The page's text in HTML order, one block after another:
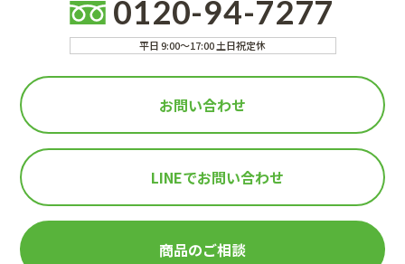
0120-94-7277
平日 9:00～17:00 土日祝定休
お問い合わせ
LINEでお問い合わせ
商品のご相談